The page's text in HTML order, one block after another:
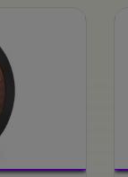
auf 300-